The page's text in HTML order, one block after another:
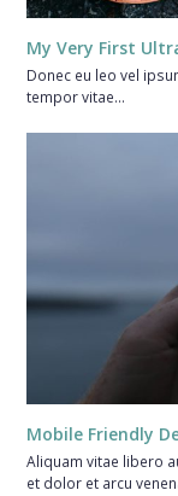
My Very First
Donec eu leo vel
tempor vitae…
Mobile Friendly
Aliquam vitae libero
et dolor et arcu